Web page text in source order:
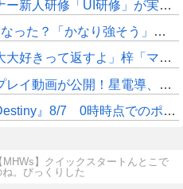
「UI研修」が実装まで進みました！
なり強そう」「勝てなくなった」
！？大好き！唯先輩好き好き大好き！」ﾊｧﾊｧ唯「お、おう」
開！星電導、星拡散両方で使える⁉
時点でのポイント、ハイスコアのボーダー
MHWs】クイックスタートんとこで
。びっくりした